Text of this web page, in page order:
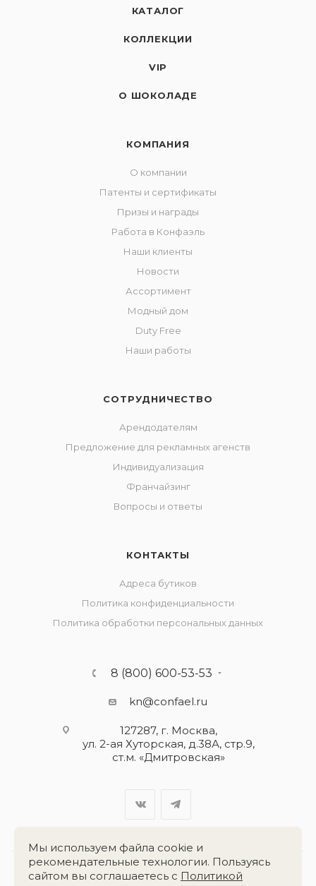
КАТАЛОГ
КОЛЛЕКЦИИ
VIP
О ШОКОЛАДЕ
КОМПАНИЯ
О компании
Патенты и сертификаты
Призы и награды
Работа в Конфаэль
Наши клиенты
Новости
Ассортимент
Модный дом
Duty Free
Наши работы
СОТРУДНИЧЕСТВО
Арендодателям
Предложение для рекламных агенств
Индивидуализация
Франчайзинг
Вопросы и ответы
КОНТАКТЫ
Адреса бутиков
Политика конфиденциальности
Политика обработки персональных данных
8 (800) 600-53-53
kn@confael.ru
127287, г. Москва,
ул. 2-ая Хуторская, д.38А, стр.9,
ст.м. «Дмитровская»
Мы используем файла cookie и
рекомендательные технологии. Пользуясь
сайтом вы соглашаетесь с Политикой